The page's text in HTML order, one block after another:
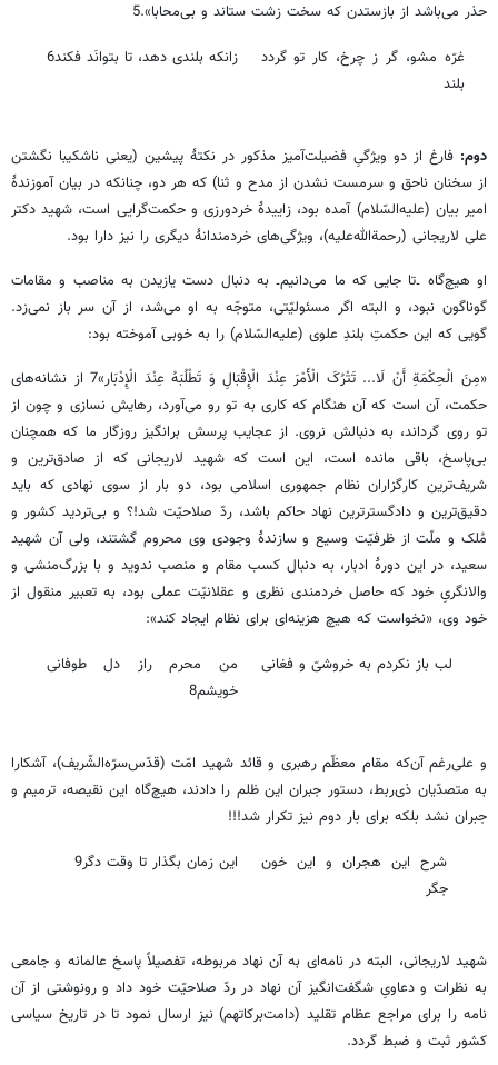
حذر می‌باشد از بازستدن که سخت زشت ستاند و بی‌محابا».5
غرّه مشو، گر ز چرخ، کار تو گردد
بلند
زانکه بلندی دهد، تا بتوانَد فکند6
دوم: فارغ از دو ویژگیِ فضیلت‌آمیز مذکور در نکتۀ پیشین (یعنی ناشکیبا نگشتن
از سخنان ناحق و سرمست نشدن از مدح و ثنا) که هر دو، چنانکه در بیان آموزندۀ
امیر بیان (علیه‌السّلام) آمده بود، زاییدۀ خردورزی و حکمت‌گرایی است، شهید دکتر
علی لاریجانی (رحمة‌الله‌علیه)، ویژگی‌های خردمندانۀ دیگری را نیز دارا بود.
او هیچ‌گاه ۔تا جایی که ما می‌دانیم۔ به دنبال دست یازیدن به مناصب و مقامات
گوناگون نبود، و البته اگر مسئولیّتی، متوجّه به او می‌شد، از آن سر باز نمی‌زد.
گویی که این حکمتِ بلندِ علوی (علیه‌السّلام) را به خوبی آموخته بود:
«مِنَ الْحِکْمَةِ أَنْ لَا... تَتْرُکَ الْأَمْرَ عِنْدَ الْإِقْبَالِ‏ وَ تَطْلُبَهُ عِنْدَ الْإِدْبَار»7 از نشانه‌های
حکمت، آن است که آن هنگام که کاری به تو رو می‌آورد، رهایش نسازی و چون از
تو روی گرداند، به دنبالش نروی. از عجایب پرسش برانگیز روزگار ما که همچنان
بی‌پاسخ، باقی مانده است، این است که شهید لاریجانی که از صادق‌ترین و
شریف‌ترین کارگزاران نظام جمهوری اسلامی بود، دو بار از سوی نهادی که باید
دقیق‌ترین و دادگسترترین نهاد حاکم باشد، ردّ صلاحیّت شد!؟ و بی‌تردید کشور و
مُلک و ملّت از ظرفیّت وسیع و سازندۀ وجودی وی محروم گشتند، ولی آن شهید
سعید، در این دورۀ ادبار، به دنبال کسب مقام و منصب ندوید و با بزرگ‌منشی و
والانگریِ خود که حاصل خردمندی نظری و عقلانیّت عملی بود، به تعبیر منقول از
خود وی، «نخواست که هیچ هزینه‌ای برای نظام ایجاد کند»:
لب باز نکردم به خروشیّ و فغانی
من محرم راز دل طوفانی
خویشم8
و علی‌رغم آن‌که مقام معظّم رهبری و قائد شهید امّت (قدّس‌سرّه‌الشّریف)، آشکارا
به متصدّیان ذی‌ربط، دستور جبران این ظلم را دادند، هیچ‌گاه این نقیصه، ترمیم و
جبران نشد بلکه برای بار دوم نیز تکرار شد!!!
شرح این هجران و این خون
جگر
این زمان بگذار تا وقت دگر9
شهید لاریجانی، البته در نامه‌ای به آن نهاد مربوطه، تفصیلاً پاسخ عالمانه و جامعی
به نظرات و دعاویِ شگفت‌انگیز آن نهاد در ردّ صلاحیّت خود داد و رونوشتی از آن
نامه را برای مراجع عظام تقلید (دامت‌برکاتهم) نیز ارسال نمود تا در تاریخ سیاسی
کشور ثبت و ضبط گردد.